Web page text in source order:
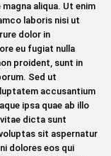
aliqua. Ut enim
laboris nisi ut
dolor in
eu fugiat nulla
proident, sunt in
Sed ut
accusantium
ipsa quae ab illo
dicta sunt
sit aspernatur
dolores eos qui